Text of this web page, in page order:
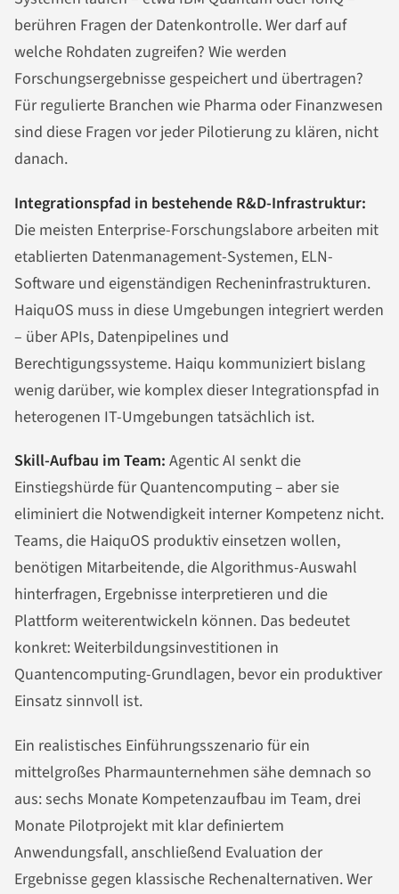
berühren Fragen der Datenkontrolle. Wer darf auf
welche Rohdaten zugreifen? Wie werden
Forschungsergebnisse gespeichert und übertragen?
Für regulierte Branchen wie Pharma oder Finanzwesen
sind diese Fragen vor jeder Pilotierung zu klären, nicht
danach.
Integrationspfad in bestehende R&D-Infrastruktur:
Die meisten Enterprise-Forschungslabore arbeiten mit
etablierten Datenmanagement-Systemen, ELN-
Software und eigenständigen Recheninfrastrukturen.
HaiquOS muss in diese Umgebungen integriert werden
– über APIs, Datenpipelines und
Berechtigungssysteme. Haiqu kommuniziert bislang
wenig darüber, wie komplex dieser Integrationspfad in
heterogenen IT-Umgebungen tatsächlich ist.
Skill-Aufbau im Team: Agentic AI senkt die
Einstiegshürde für Quantencomputing – aber sie
eliminiert die Notwendigkeit interner Kompetenz nicht.
Teams, die HaiquOS produktiv einsetzen wollen,
benötigen Mitarbeitende, die Algorithmus-Auswahl
hinterfragen, Ergebnisse interpretieren und die
Plattform weiterentwickeln können. Das bedeutet
konkret: Weiterbildungsinvestitionen in
Quantencomputing-Grundlagen, bevor ein produktiver
Einsatz sinnvoll ist.
Ein realistisches Einführungsszenario für ein
mittelgroßes Pharmaunternehmen sähe demnach so
aus: sechs Monate Kompetenzaufbau im Team, drei
Monate Pilotprojekt mit klar definiertem
Anwendungsfall, anschließend Evaluation der
Ergebnisse gegen klassische Rechenalternativen. Wer